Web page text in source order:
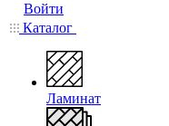
Войти
Каталог
Ламинат